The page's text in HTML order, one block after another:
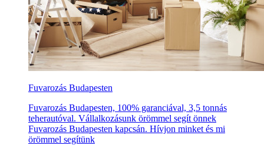
Fuvarozás Budapesten
Fuvarozás Budapesten, 100% garanciával, 3,5 tonnás
teherautóval. Vállalkozásunk örömmel segít önnek
Fuvarozás Budapesten kapcsán. Hívjon minket és mi
örömmel segítünk